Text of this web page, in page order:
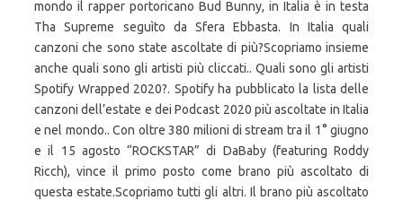
mondo il rapper portoricano Bud Bunny, in Italia è in testa
Tha Supreme seguìto da Sfera Ebbasta. In Italia quali
canzoni che sono state ascoltate di più?Scopriamo insieme
anche quali sono gli artisti più cliccati.. Quali sono gli artisti
Spotify Wrapped 2020?. Spotify ha pubblicato la lista delle
canzoni dell’estate e dei Podcast 2020 più ascoltate in Italia
e nel mondo.. Con oltre 380 milioni di stream tra il 1° giugno
e il 15 agosto “ROCKSTAR” di DaBaby (featuring Roddy
Ricch), vince il primo posto come brano più ascoltato di
questa estate.Scopriamo tutti gli altri. Il brano più ascoltato